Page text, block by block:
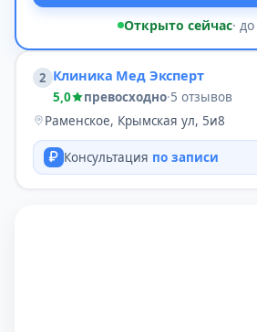
Открыто сейчас·
2 Клиника Мед Эксперт
5,0 превосходно·5 отзывов
Раменское, Крымская ул, 5и8
Консультация по записи